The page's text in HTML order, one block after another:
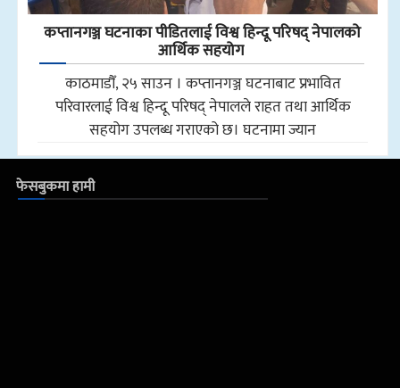
कप्तानगञ्ज घटनाका पीडितलाई विश्व हिन्दू परिषद् नेपालको
आर्थिक सहयोग
काठमाडौँ, २५ साउन । कप्तानगञ्ज घटनाबाट प्रभावित
परिवारलाई विश्व हिन्दू परिषद् नेपालले राहत तथा आर्थिक
सहयोग उपलब्ध गराएको छ। घटनामा ज्यान
फेसबुकमा हामी